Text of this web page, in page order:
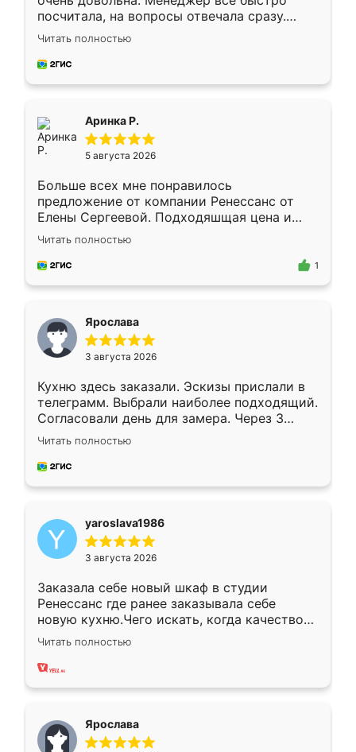
посчитала, на вопросы отвечала сразу.
Замерщик приехал в субботу, подошёл к
делу со всей ответственностью. Собрали
за день, ребята работали аккуратно, даже
Читать полностью
Аринка Р.
5 августа 2026
Больше всех мне понравилось
предложение от компании Ренессанс от
Елены Сергеевой. Подходяшщая цена и
короткие сроки изготовления. Приехавший
для замера сотрудник Владислав
предложил по моему эскизу самый
Читать полностью
1
Ярослава
3 августа 2026
Кухню здесь заказали. Эскизы прислали в
телеграмм. Выбрали наиболее подходящий.
Согласовали день для замера. Через 3
недели кухня была уже готова. Остались
довольны работой. Спасибо Ренессанс
мебель за качественную работу!
Читать полностью
yaroslava1986
3 августа 2026
Заказала себе новый шкаф в студии
Ренессанс где ранее заказывала себе
новую кухню.Чего искать, когда качеством
вполне довольна. Служит кухня уже почти
два года, нареканий нет.
Читать полностью
Ярослава